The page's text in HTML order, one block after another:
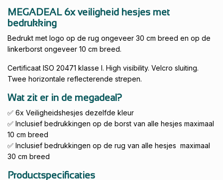
MEGADEAL 6x veiligheid hesjes met
bedrukking
Bedrukt met logo op de rug ongeveer 30 cm breed en op de
linkerborst ongeveer 10 cm breed.
Certificaat ISO 20471 klasse I. High visibility. Velcro sluiting.
Twee horizontale reflecterende strepen.
Wat zit er in de megadeal?
✅ 6x Veiligheidshesjes dezelfde kleur
✅ Inclusief bedrukkingen op de borst van alle hesjes maximaal
10 cm breed
✅ Inclusief bedrukkingen op de rug van alle hesjes maximaal
30 cm breed
Productspecificaties